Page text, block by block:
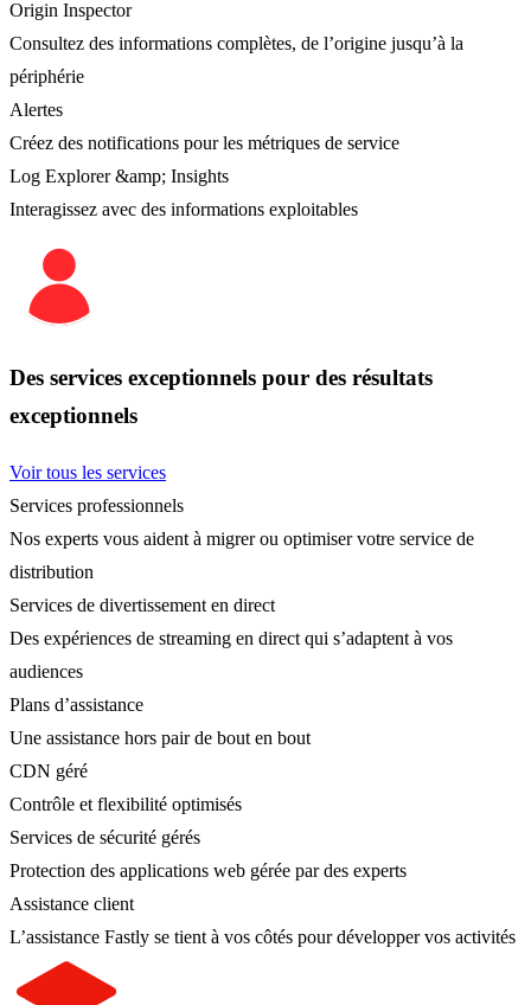
Origin Inspector
Consultez des informations complètes, de l’origine jusqu’à la
périphérie
Alertes
Créez des notifications pour les métriques de service
Log Explorer &amp; Insights
Interagissez avec des informations exploitables
Des services exceptionnels pour des résultats
exceptionnels
Voir tous les services
Services professionnels
Nos experts vous aident à migrer ou optimiser votre service de
distribution
Services de divertissement en direct
Des expériences de streaming en direct qui s’adaptent à vos
audiences
Plans d’assistance
Une assistance hors pair de bout en bout
CDN géré
Contrôle et flexibilité optimisés
Services de sécurité gérés
Protection des applications web gérée par des experts
Assistance client
L’assistance Fastly se tient à vos côtés pour développer vos activités